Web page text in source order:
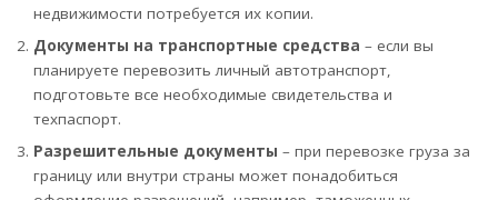
недвижимости потребуется их копии.
Документы на транспортные средства – если вы
планируете перевозить личный автотранспорт,
подготовьте все необходимые свидетельства и
техпаспорт.
Разрешительные документы – при перевозке груза за
границу или внутри страны может понадобиться